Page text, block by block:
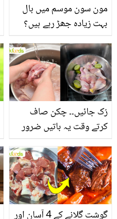
مون سون موسم میں بال
بہت زیادہ جھڑ رہے ہیں؟
بنانے کے چند قدرتی طریقے
رُک جائیں۔۔ چکن صاف
کرتے وقت یہ باتیں ضرور
گوشت گلانے کے 4 آسان اور